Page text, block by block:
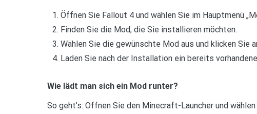
Öffnen Sie Fallout 4 und wählen Sie im Hauptmenü
Finden Sie die Mod, die Sie installieren möchten.
Wählen Sie die gewünschte Mod aus und klicken Sie
Laden Sie nach der Installation ein bereits
Wie lädt man sich ein Mod runter?
So geht’s: Öffnen Sie den Minecraft-Launcher und